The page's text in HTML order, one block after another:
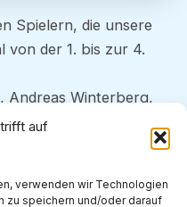
auf
verwenden wir Technologien
zu speichern und/oder darauf
Spielern, die unsere
von der 1. bis zur 4.
Andreas Winterberg,
Martin Drewes,
und Jörg Hilbig.
unserem Präsidenten